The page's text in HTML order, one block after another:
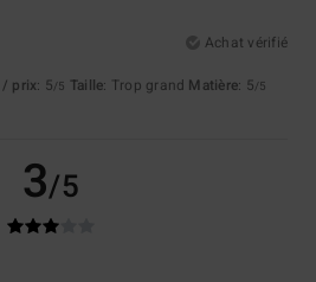
Achat vérifié
prix: 5/5 Taille: Trop grand Matière: 5/5
3/5